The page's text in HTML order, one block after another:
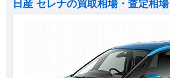
日産 セレナの買取相場・査定相場